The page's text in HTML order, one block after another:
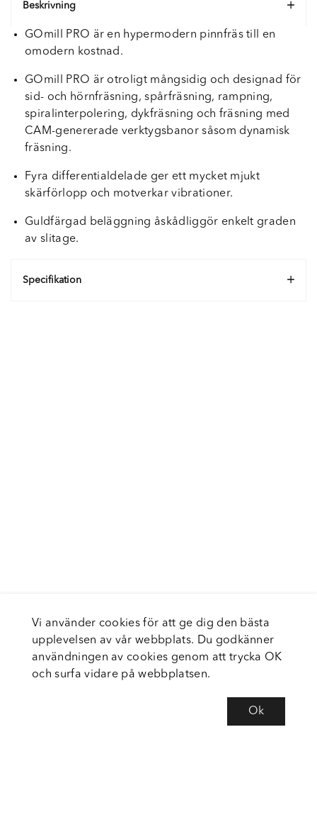
Beskrivning
GOmill PRO är en hypermodern pinnfräs till en
omodern kostnad.
GOmill PRO är otroligt mångsidig och designad för
sid- och hörnfräsning, spårfräsning, rampning,
spiralinterpolering, dykfräsning och fräsning med
CAM-genererade verktygsbanor såsom dynamisk
fräsning.
Fyra differentialdelade ger ett mycket mjukt
skärförlopp och motverkar vibrationer.
Guldfärgad beläggning åskådliggör enkelt graden
av slitage.
Specifikation
Vi använder cookies för att ge dig den bästa
upplevelsen av vår webbplats. Du godkänner
användningen av cookies genom att trycka OK
och surfa vidare på webbplatsen.
Ok